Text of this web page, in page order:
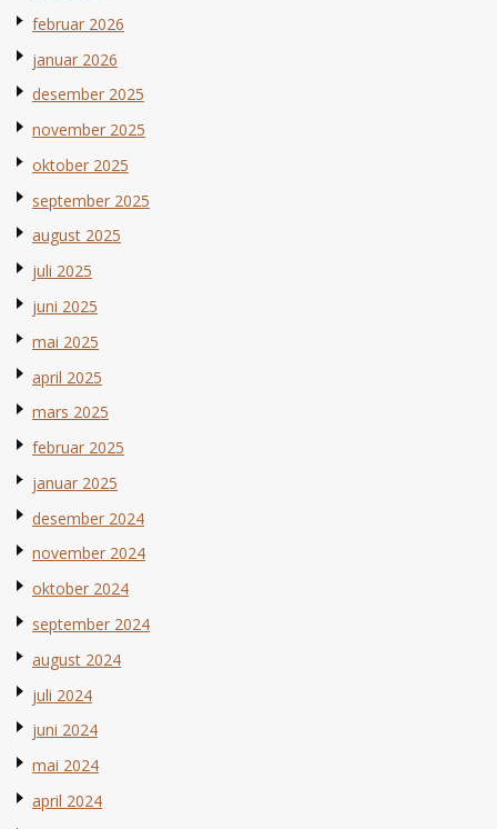
februar 2026
januar 2026
desember 2025
november 2025
oktober 2025
september 2025
august 2025
juli 2025
juni 2025
mai 2025
april 2025
mars 2025
februar 2025
januar 2025
desember 2024
november 2024
oktober 2024
september 2024
august 2024
juli 2024
juni 2024
mai 2024
april 2024